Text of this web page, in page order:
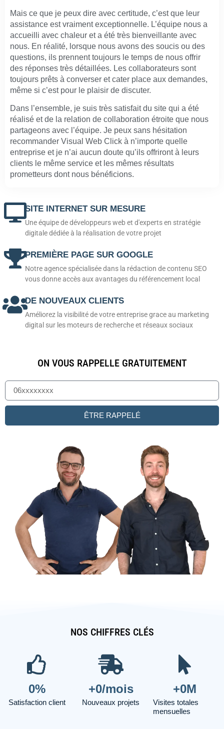
Mais ce que je peux dire avec certitude, c’est que leur
assistance est vraiment exceptionnelle. L’équipe nous a
accueilli avec chaleur et a été très bienveillante avec
nous. En réalité, lorsque nous avons des soucis ou des
questions, ils prennent toujours le temps de nous offrir
des réponses très détaillées. Les collaborateurs sont
toujours prêts à converser et cater place aux demandes,
même si c’est pour le plaisir de discuter.
Dans l’ensemble, je suis très satisfait du site qui a été
réalisé et de la relation de collaboration étroite que nous
partageons avec l’équipe. Je peux sans hésitation
recommander Visual Web Click à n’importe quelle
entreprise et je n’ai aucun doute qu’ils offriront à leurs
clients le même service et les mêmes résultats
prometteurs dont nous bénéficions.
SITE INTERNET SUR MESURE
Une équipe de développeurs web et d'experts en stratégie
digitale dédiée à la réalisation de votre projet
PREMIÈRE PAGE SUR GOOGLE
Notre agence spécialisée dans la rédaction de contenu SEO
vous donne accès aux avantages du référencement local
DE NOUVEAUX CLIENTS
Améliorez la visibilité de votre entreprise grace au marketing
digital sur les moteurs de recherche et réseaux sociaux
ON VOUS RAPPELLE GRATUITEMENT
ÊTRE RAPPELÉ
NOS CHIFFRES CLÉS
Satisfaction client
0%
Nouveaux projets
+0/mois
Visites totales
mensuelles
+0M